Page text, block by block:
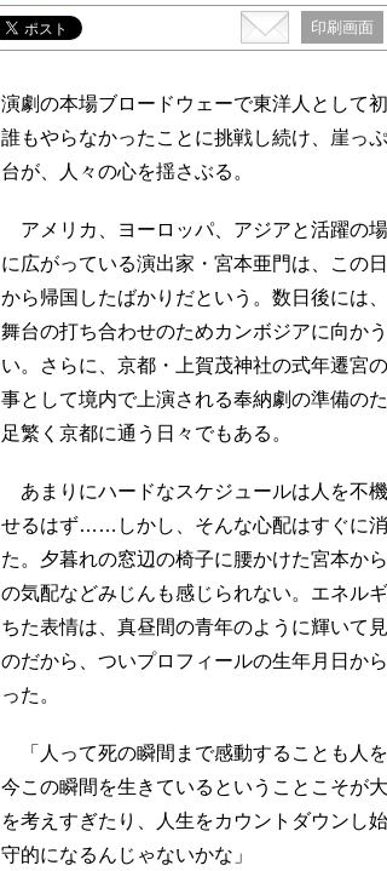
印刷画面
演劇の本場ブロードウェーで東洋人として
誰もやらなかったことに挑戦し続け、崖っ
台が、人々の心を揺さぶる。
アメリカ、ヨーロッパ、アジアと活躍の
に広がっている演出家・宮本亜門は、この
から帰国したばかりだという。数日後には
舞台の打ち合わせのためカンボジアに向か
い。さらに、京都・上賀茂神社の式年遷宮
事として境内で上演される奉納劇の準備のた
足繁く京都に通う日々でもある。
あまりにハードなスケジュールは人を不
せるはず……しかし、そんな心配はすぐに
た。夕暮れの窓辺の椅子に腰かけた宮本か
の気配などみじんも感じられない。エネル
ちた表情は、真昼間の青年のように輝いて
のだから、ついプロフィールの生年月日か
った。
「人って死の瞬間まで感動することも人
今この瞬間を生きているということこそが
を考えすぎたり、人生をカウントダウンし
守的になるんじゃないかな」